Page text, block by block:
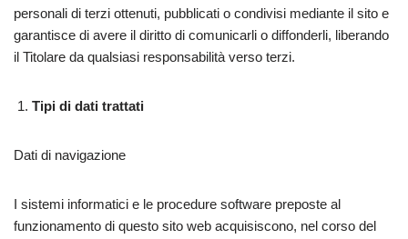
personali di terzi ottenuti, pubblicati o condivisi mediante il sito e
garantisce di avere il diritto di comunicarli o diffonderli, liberando
il Titolare da qualsiasi responsabilità verso terzi.
Tipi di dati trattati
Dati di navigazione
I sistemi informatici e le procedure software preposte al
funzionamento di questo sito web acquisiscono, nel corso del